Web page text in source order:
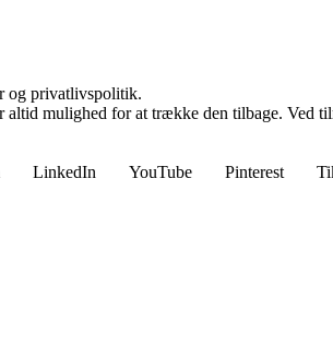
og privatlivspolitik.
mulighed for at trække den tilbage. Ved
LinkedIn YouTube Pinterest